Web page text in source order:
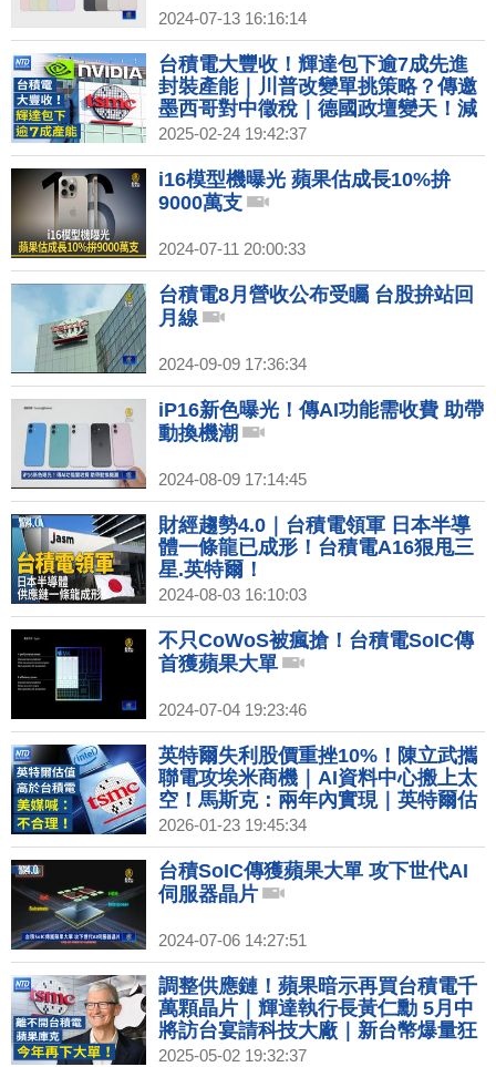
2024-07-13 16:16:14
台積電大豐收！輝達包下逾7成先進
封裝產能｜川普改變單挑策略？傳邀
墨西哥對中徵稅｜德國政壇變天！減
稅改革、能源政策受矚｜蘋果首喊返
美生產！ iPhone價格漲定了？
2025-02-24 19:42:37
i16模型機曝光 蘋果估成長10%拚
9000萬支
2024-07-11 20:00:33
台積電8月營收公布受矚 台股拚站回
月線
2024-09-09 17:36:34
iP16新色曝光！傳AI功能需收費 助帶
動換機潮
2024-08-09 17:14:45
財經趨勢4.0｜台積電領軍 日本半導
體一條龍已成形！台積電A16狠甩三
星.英特爾！
2024-08-03 16:10:03
不只CoWoS被瘋搶！台積電SoIC傳
首獲蘋果大單
2024-07-04 19:23:46
英特爾失利股價重挫10%！陳立武攜
聯電攻埃米商機｜AI資料中心搬上太
空！馬斯克：兩年內實現｜英特爾估
值比台積電高 外媒喊：不合理！｜美
台企業盈利推升！外銀：股市非泡沫
黃金上看5350美元
2026-01-23 19:45:34
台積SoIC傳獲蘋果大單 攻下世代AI
伺服器晶片
2024-07-06 14:27:51
調整供應鏈！蘋果暗示再買台積電千
萬顆晶片｜輝達執行長黃仁勳 5月中
將訪台宴請科技大廠｜新台幣爆量狂
升9.53角！央行否認美施壓匯率傳聞
2025-05-02 19:32:37